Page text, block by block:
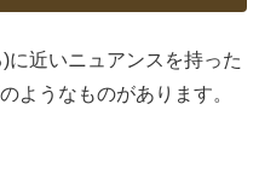
に近いニュアンスを持った
ようなものがあります。